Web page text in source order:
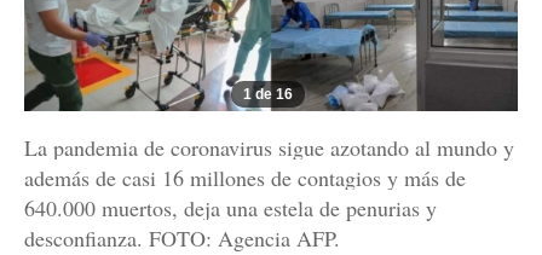
1 de 16
La pandemia de coronavirus sigue azotando al mundo y
además de casi 16 millones de contagios y más de
640.000 muertos, deja una estela de penurias y
desconfianza. FOTO: Agencia AFP.